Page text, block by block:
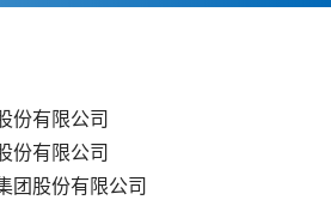
份有限公司
份有限公司
团股份有限公司